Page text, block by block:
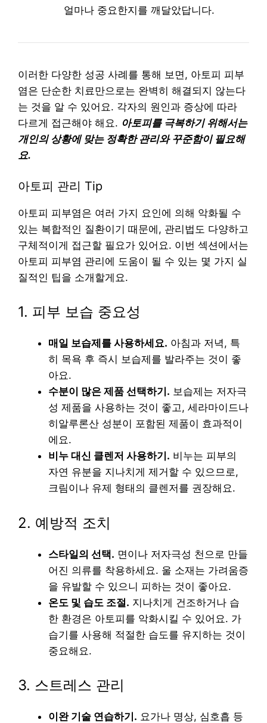
얼마나 중요한지를 깨달았답니다.
이러한 다양한 성공 사례를 통해 보면, 아토피 피부
염은 단순한 치료만으로는 완벽히 해결되지 않는다
는 것을 알 수 있어요. 각자의 원인과 증상에 따라
다르게 접근해야 해요. 아토피를 극복하기 위해서는
개인의 상황에 맞는 정확한 관리와 꾸준함이 필요해
요.
아토피 관리 Tip
아토피 피부염은 여러 가지 요인에 의해 악화될 수
있는 복합적인 질환이기 때문에, 관리법도 다양하고
구체적이게 접근할 필요가 있어요. 이번 섹션에서는
아토피 피부염 관리에 도움이 될 수 있는 몇 가지 실
질적인 팁을 소개할게요.
1. 피부 보습 중요성
매일 보습제를 사용하세요. 아침과 저녁, 특
히 목욕 후 즉시 보습제를 발라주는 것이 좋
아요.
수분이 많은 제품 선택하기. 보습제는 저자극
성 제품을 사용하는 것이 좋고, 세라마이드나
히알루론산 성분이 포함된 제품이 효과적이
에요.
비누 대신 클렌저 사용하기. 비누는 피부의
자연 유분을 지나치게 제거할 수 있으므로,
크림이나 유제 형태의 클렌저를 권장해요.
2. 예방적 조치
스타일의 선택. 면이나 저자극성 천으로 만들
어진 의류를 착용하세요. 울 소재는 가려움증
을 유발할 수 있으니 피하는 것이 좋아요.
온도 및 습도 조절. 지나치게 건조하거나 습
한 환경은 아토피를 악화시킬 수 있어요. 가
습기를 사용해 적절한 습도를 유지하는 것이
중요해요.
3. 스트레스 관리
이완 기술 연습하기. 요가나 명상, 심호흡 등